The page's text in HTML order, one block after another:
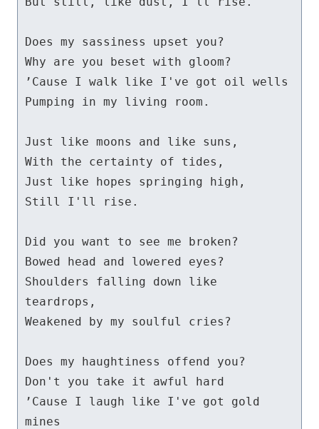
Does my sassiness upset you?
Why are you beset with gloom?
’Cause I walk like I've got oil wells
Pumping in my living room.
Just like moons and like suns,
With the certainty of tides,
Just like hopes springing high,
Still I'll rise.
Did you want to see me broken?
Bowed head and lowered eyes?
Shoulders falling down like
teardrops,
Weakened by my soulful cries?
Does my haughtiness offend you?
Don't you take it awful hard
’Cause I laugh like I've got gold
mines